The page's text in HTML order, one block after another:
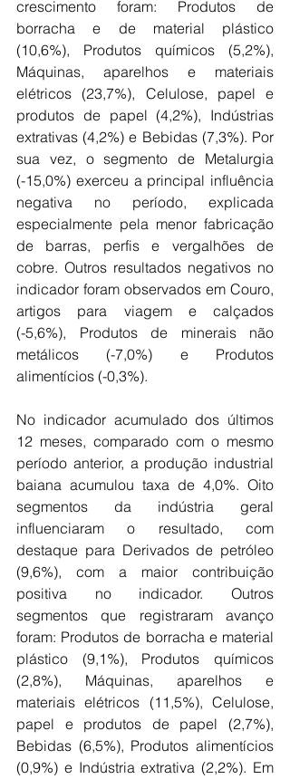
crescimento foram: Produtos de
borracha e de material plástico
(10,6%), Produtos químicos (5,2%),
Máquinas, aparelhos e materiais
elétricos (23,7%), Celulose, papel e
produtos de papel (4,2%), Indústrias
extrativas (4,2%) e Bebidas (7,3%). Por
sua vez, o segmento de Metalurgia
(-15,0%) exerceu a principal influência
negativa no período, explicada
especialmente pela menor fabricação
de barras, perfis e vergalhões de
cobre. Outros resultados negativos no
indicador foram observados em Couro,
artigos para viagem e calçados
(-5,6%), Produtos de minerais não
metálicos (-7,0%) e Produtos
alimentícios (-0,3%).
No indicador acumulado dos últimos
12 meses, comparado com o mesmo
período anterior, a produção industrial
baiana acumulou taxa de 4,0%. Oito
segmentos da indústria geral
influenciaram o resultado, com
destaque para Derivados de petróleo
(9,6%), com a maior contribuição
positiva no indicador. Outros
segmentos que registraram avanço
foram: Produtos de borracha e material
plástico (9,1%), Produtos químicos
(2,8%), Máquinas, aparelhos e
materiais elétricos (11,5%), Celulose,
papel e produtos de papel (2,7%),
Bebidas (6,5%), Produtos alimentícios
(0,9%) e Indústria extrativa (2,2%). Em